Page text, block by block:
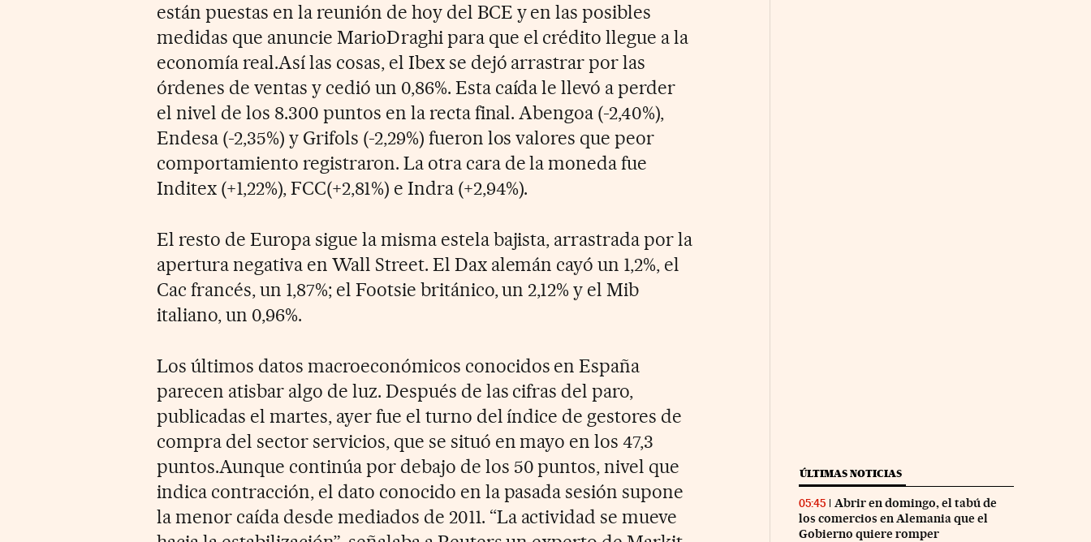
están puestas en la reunión de hoy del BCE y en las posibles
medidas que anuncie MarioDraghi para que el crédito llegue a la
economía real.Así las cosas, el Ibex se dejó arrastrar por las
órdenes de ventas y cedió un 0,86%. Esta caída le llevó a perder
el nivel de los 8.300 puntos en la recta final. Abengoa (-2,40%),
Endesa (-2,35%) y Grifols (-2,29%) fueron los valores que peor
comportamiento registraron. La otra cara de la moneda fue
Inditex (+1,22%), FCC(+2,81%) e Indra (+2,94%).
El resto de Europa sigue la misma estela bajista, arrastrada por la
apertura negativa en Wall Street. El Dax alemán cayó un 1,2%, el
Cac francés, un 1,87%; el Footsie británico, un 2,12% y el Mib
italiano, un 0,96%.
Los últimos datos macroeconómicos conocidos en España
parecen atisbar algo de luz. Después de las cifras del paro,
publicadas el martes, ayer fue el turno del índice de gestores de
compra del sector servicios, que se situó en mayo en los 47,3
puntos.Aunque continúa por debajo de los 50 puntos, nivel que
indica contracción, el dato conocido en la pasada sesión supone
la menor caída desde mediados de 2011. “La actividad se mueve
ÚLTIMAS NOTICIAS
05:45
Abrir en domingo, el tabú de
los comercios en Alemania que el
Gobierno quiere romper